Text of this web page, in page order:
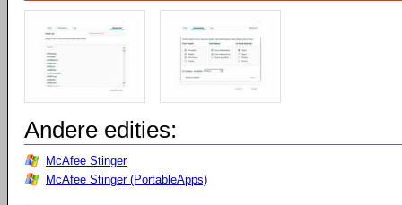
Andere edities:
McAfee Stinger
McAfee Stinger (PortableApps)